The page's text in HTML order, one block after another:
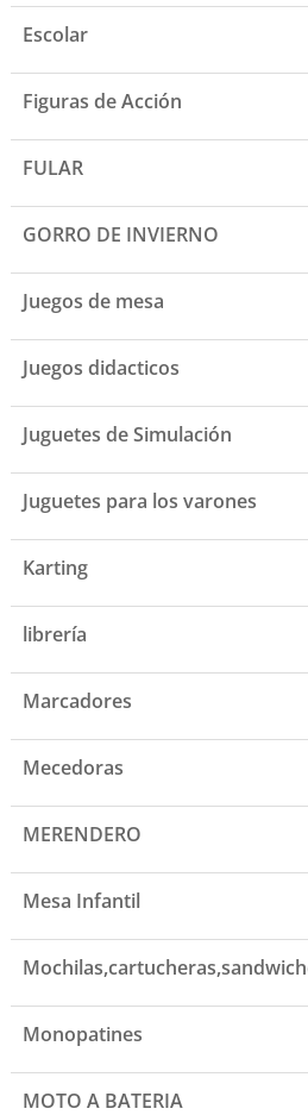
Escolar
Figuras de Acción
FULAR
GORRO DE INVIERNO
Juegos de mesa
Juegos didacticos
Juguetes de Simulación
Juguetes para los varones
Karting
librería
Marcadores
Mecedoras
MERENDERO
Mesa Infantil
Monopatines
MOTO A BATERIA